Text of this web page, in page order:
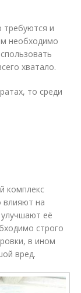
и
необходимо
хватало.
то среди
комплекс
влияют на
улучшают её
строго
в ином
вред.